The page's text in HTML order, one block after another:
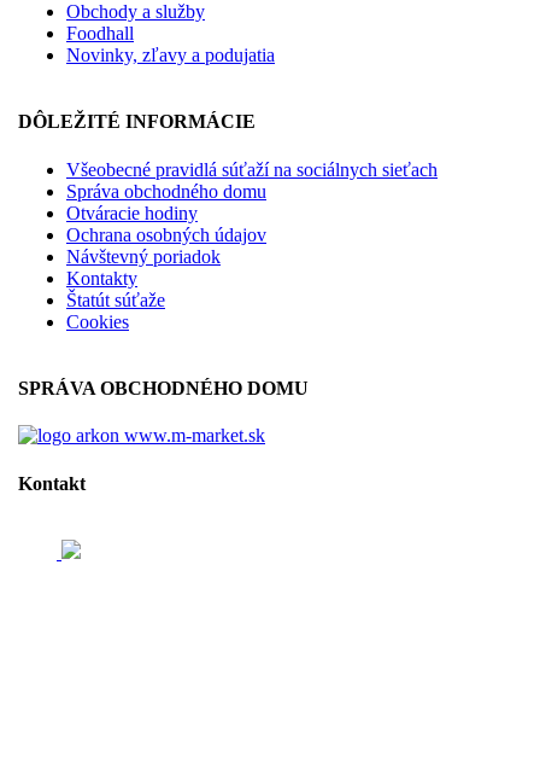
Obchody a služby
Foodhall
Novinky, zľavy a podujatia
DÔLEŽITÉ INFORMÁCIE
Všeobecné pravidlá súťaží na sociálnych sieťach
Správa obchodného domu
Otváracie hodiny
Ochrana osobných údajov
Návštevný poriadok
Kontakty
Štatút súťaže
Cookies
SPRÁVA OBCHODNÉHO DOMU
www.m-market.sk
Kontakt